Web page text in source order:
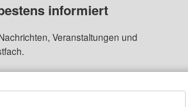
informiert
Veranstaltungen und